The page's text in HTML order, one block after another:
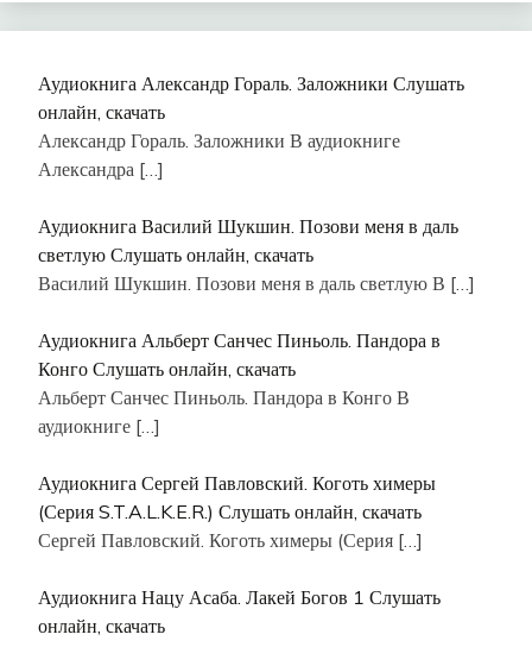
Аудиокнига Александр Гораль. Заложники Слушать
онлайн, скачать
Александр Гораль. Заложники В аудиокниге
Александра […]
Аудиокнига Василий Шукшин. Позови меня в даль
светлую Слушать онлайн, скачать
Василий Шукшин. Позови меня в даль светлую В […]
Аудиокнига Альберт Санчес Пиньоль. Пандора в
Конго Слушать онлайн, скачать
Альберт Санчес Пиньоль. Пандора в Конго В
аудиокниге […]
Аудиокнига Сергей Павловский. Коготь химеры
(Серия S.T.A.L.K.E.R.) Слушать онлайн, скачать
Сергей Павловский. Коготь химеры (Серия […]
Аудиокнига Нацу Асаба. Лакей Богов 1 Слушать
онлайн, скачать